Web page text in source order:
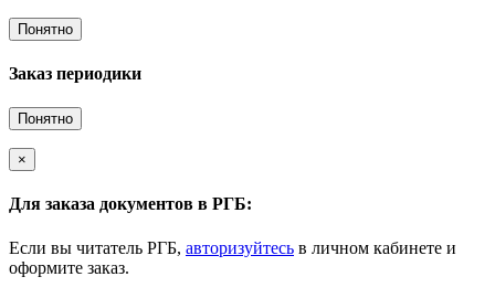
Понятно
Заказ периодики
Понятно
×
Для заказа документов в РГБ:
Если вы читатель РГБ, авторизуйтесь в личном кабинете и
оформите заказ.